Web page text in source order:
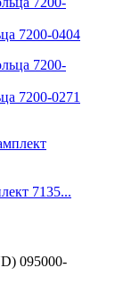
7200-0404
7200-0271
7135...